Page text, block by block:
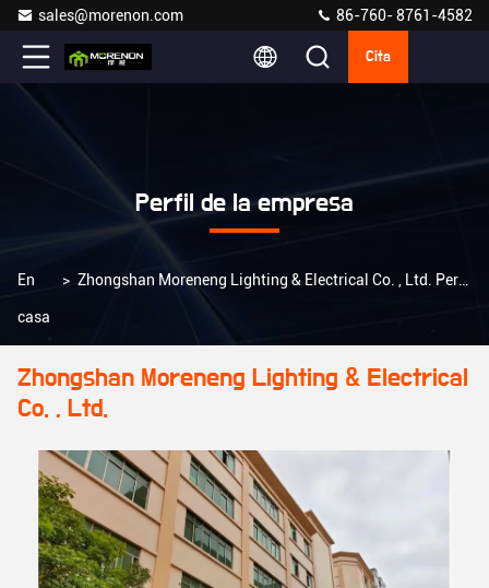
sales@morenon.com 86-760- 8761-4582
Cita
Perfil de la empresa
En
casa
> Zhongshan Moreneng Lighting & Electrical Co. , Ltd. Perfil de la empresa
Zhongshan Moreneng Lighting & Electrical
Co. , Ltd.